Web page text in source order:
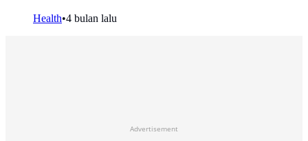
Health•4 bulan lalu
Advertisement